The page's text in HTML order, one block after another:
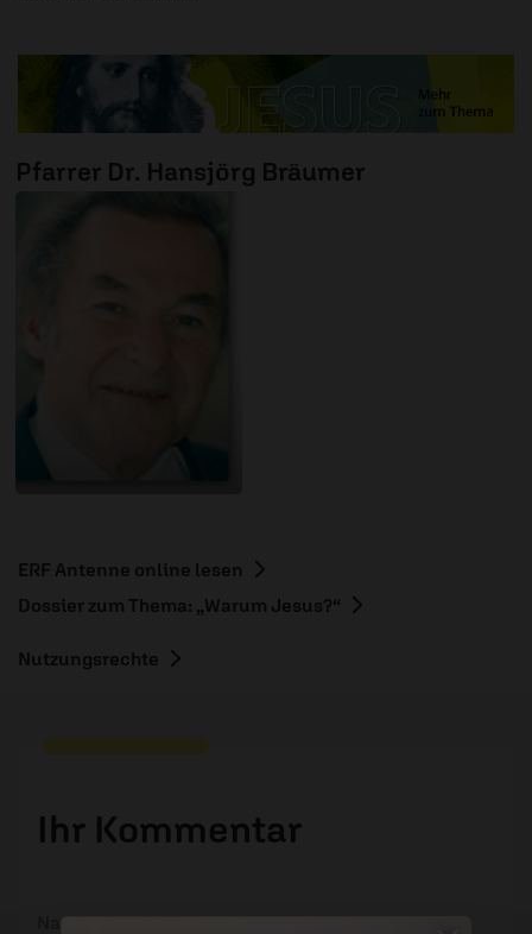
Pfarrer Dr. Hansjörg Bräumer
ERF Antenne online lesen
Dossier zum Thema: „Warum Jesus?“
Nutzungsrechte
Ihr Kommentar
Name: